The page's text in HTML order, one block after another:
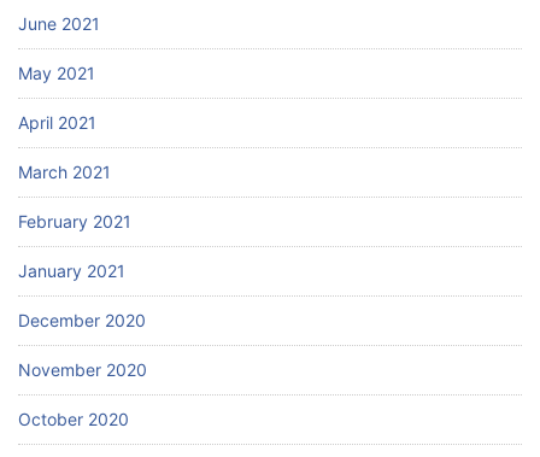
June 2021
May 2021
April 2021
March 2021
February 2021
January 2021
December 2020
November 2020
October 2020